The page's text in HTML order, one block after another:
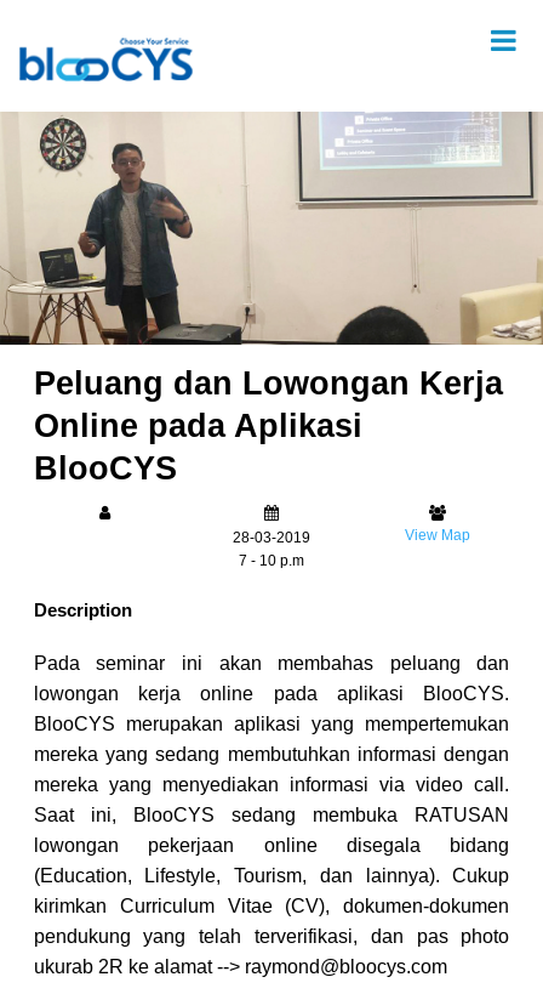
Peluang dan Lowongan Kerja
Online pada Aplikasi
BlooCYS
28-03-2019
7 - 10 p.m
View Map
Description
Pada seminar ini akan membahas peluang dan
lowongan kerja online pada aplikasi BlooCYS.
BlooCYS merupakan aplikasi yang mempertemukan
mereka yang sedang membutuhkan informasi dengan
mereka yang menyediakan informasi via video call.
Saat ini, BlooCYS sedang membuka RATUSAN
lowongan pekerjaan online disegala bidang
(Education, Lifestyle, Tourism, dan lainnya). Cukup
kirimkan Curriculum Vitae (CV), dokumen-dokumen
pendukung yang telah terverifikasi, dan pas photo
ukurab 2R ke alamat --> raymond@bloocys.com